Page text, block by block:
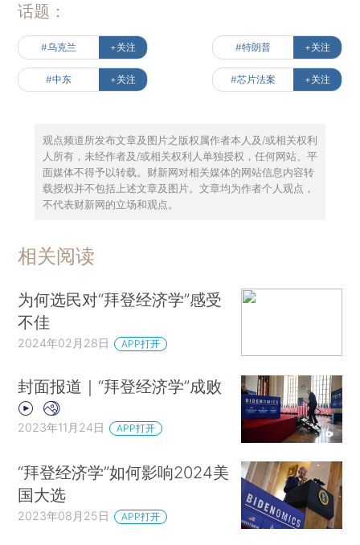
话题：
#乌克兰 +关注 #特朗普 +关注
#中东 +关注 #芯片法案 +关注
观点频道所发布文章及图片之版权属作者本人及/或相关权利
人所有，未经作者及/或相关权利人单独授权，任何网站、平
面媒体不得予以转载。财新网对相关媒体的网站信息内容转
载授权并不包括上述文章及图片。文章均为作者个人观点，
不代表财新网的立场和观点。
相关阅读
为何选民对“拜登经济学”感受
不佳
2024年02月28日 APP打开
封面报道｜“拜登经济学”成败
2023年11月24日 APP打开
“拜登经济学”如何影响2024美
国大选
2023年08月25日 APP打开